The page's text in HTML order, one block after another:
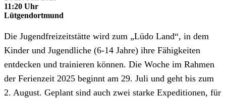
11:20 Uhr
Lütgendortmund
Die Jugendfreizeitstätte wird zum „Lüdo Land“, in dem
Kinder und Jugendliche (6-14 Jahre) ihre Fähigkeiten
entdecken und trainieren können. Die Woche im Rahmen
der Ferienzeit 2025 beginnt am 29. Juli und geht bis zum
2. August. Geplant sind auch zwei starke Expeditionen, für